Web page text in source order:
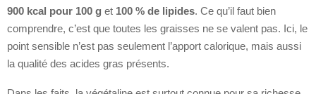
900 kcal pour 100 g et 100 % de lipides. Ce qu’il faut bien
comprendre, c’est que toutes les graisses ne se valent pas. Ici, le
point sensible n’est pas seulement l’apport calorique, mais aussi
la qualité des acides gras présents.